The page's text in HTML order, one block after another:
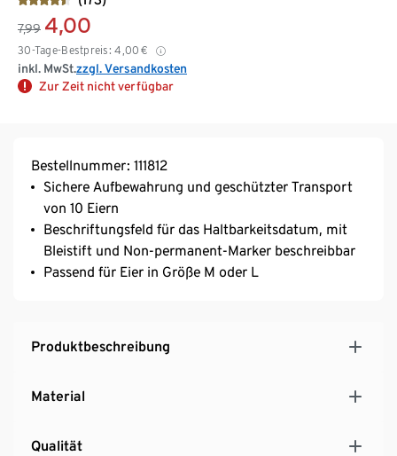
7,99 4,00
30-Tage-Bestpreis: 4,00 €
inkl. MwSt.zzgl. Versandkosten
Zur Zeit nicht verfügbar
Bestellnummer: 111812
Sichere Aufbewahrung und geschützter Transport
von 10 Eiern
Beschriftungsfeld für das Haltbarkeitsdatum, mit
Bleistift und Non-permanent-Marker beschreibbar
Passend für Eier in Größe M oder L
Produktbeschreibung
Material
Qualität